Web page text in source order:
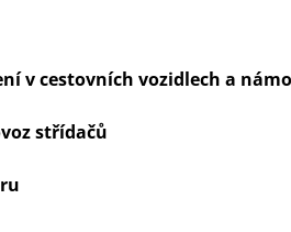
v cestovních vozidlech a
střídačů